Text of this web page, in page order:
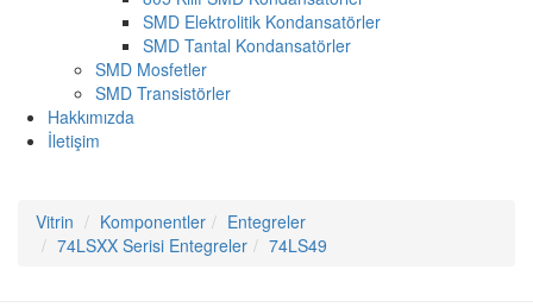
SMD Elektrolitik Kondansatörler
SMD Tantal Kondansatörler
SMD Mosfetler
SMD Transistörler
Hakkımızda
İletişim
Vitrin Komponentler
Entegreler
74LSXX Serisi Entegreler
74LS49